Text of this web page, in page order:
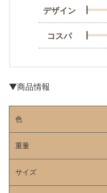
デザイン
コスパ
▼商品情報
色
重量
サイズ